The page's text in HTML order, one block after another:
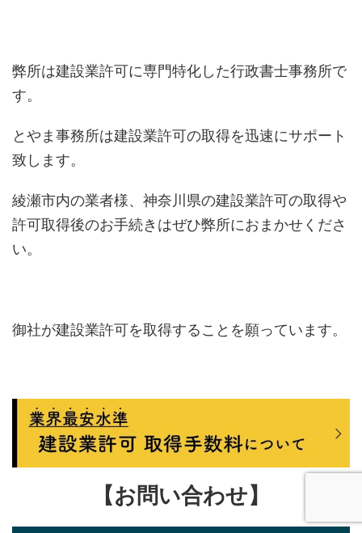
弊所は建設業許可に専門特化した行政書士事務所で
す。
とやま事務所は建設業許可の取得を迅速にサポート
致します。
綾瀬市内の業者様、神奈川県の建設業許可の取得や
許可取得後のお手続きはぜひ弊所におまかせくださ
い。
御社が建設業許可を取得することを願っています。
【お問い合わせ】